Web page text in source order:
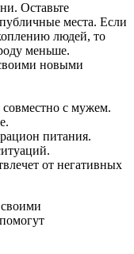
Оставьте
места. Если
людей, то
меньше.
новыми
с мужем.
питания.
от негативных
своими